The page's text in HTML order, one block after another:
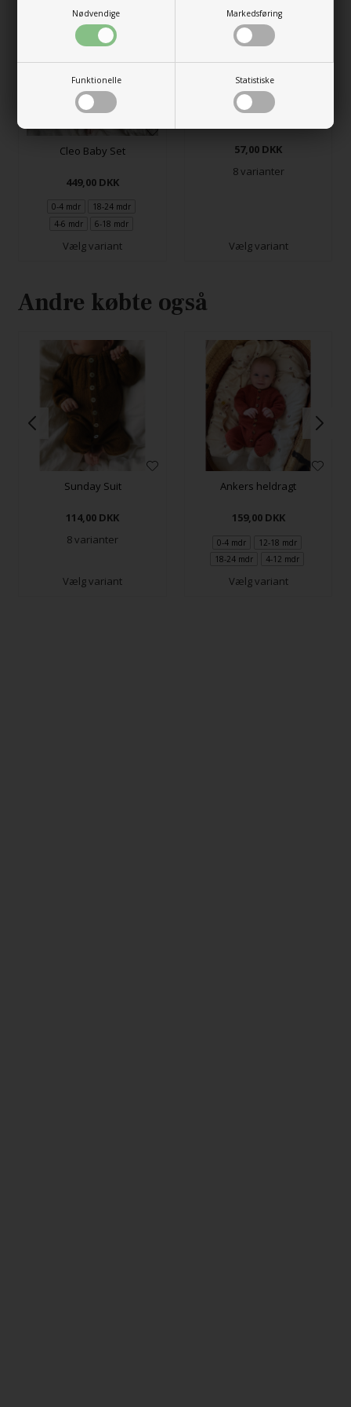
Nødvendige Markedsføring
Funktionelle Statistiske
Cleo Baby Set
449,00 DKK
0-4 mdr
18-24 mdr
4-6 mdr
6-18 mdr
Vælg variant
Seaside Set
57,00 DKK
8 varianter
Vælg variant
Andre købte også
Sunday Suit
114,00 DKK
8 varianter
Vælg variant
Ankers heldragt
159,00 DKK
0-4 mdr
12-18 mdr
18-24 mdr
4-12 mdr
Vælg variant